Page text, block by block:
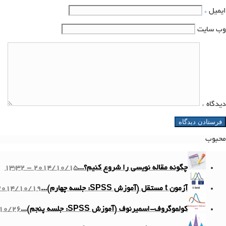
ایمیل *
وب‌ سایت
دیدگاه *
محبوب
چگونه مقاله نویسی را شروع کنیم؟...2014/10/15 - 13:32
آزمون t مستقل (آموزش SPSS: جلسه چهارم)... 10/19 - 11:10
کولموگروف-اسمیرنوف (آموزش SPSS: جلسه پنجم)... - 13:58